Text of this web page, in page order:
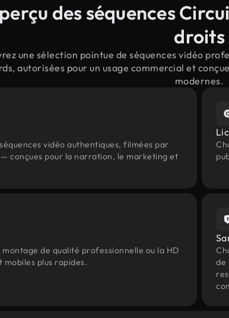
des séquences
droits
une sélection pointue de séquences vidéo
autorisées pour un usage commercial et
modernes.
vidéo authentiques, filmées par
conçues pour la narration, le marketing et
de qualité professionnelle ou la HD
plus rapides.
de